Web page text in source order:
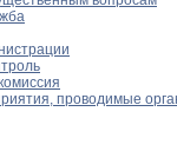
проводимые